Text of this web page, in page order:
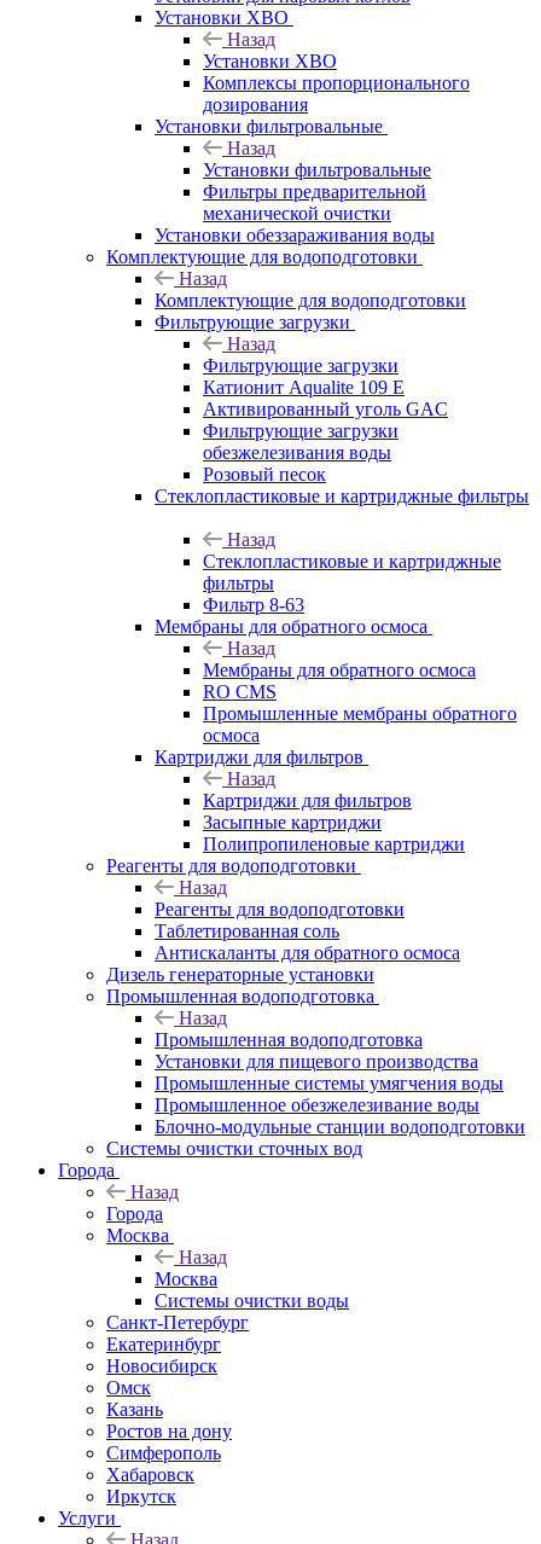
Установки ХВО
Назад
Установки ХВО
Комплексы пропорционального
дозирования
Установки фильтровальные
Назад
Установки фильтровальные
Фильтры предварительной
механической очистки
Установки обеззараживания воды
Комплектующие для водоподготовки
Назад
Комплектующие для водоподготовки
Фильтрующие загрузки
Назад
Фильтрующие загрузки
Катионит Aqualite 109 E
Активированный уголь GAC
Фильтрующие загрузки
обезжелезивания воды
Розовый песок
Стеклопластиковые и картриджные фильтры
Назад
Стеклопластиковые и картриджные
фильтры
Фильтр 8-63
Мембраны для обратного осмоса
Назад
Мембраны для обратного осмоса
RO CMS
Промышленные мембраны обратного
осмоса
Картриджи для фильтров
Назад
Картриджи для фильтров
Засыпные картриджи
Полипропиленовые картриджи
Реагенты для водоподготовки
Назад
Реагенты для водоподготовки
Таблетированная соль
Антискаланты для обратного осмоса
Дизель генераторные установки
Промышленная водоподготовка
Назад
Промышленная водоподготовка
Установки для пищевого производства
Промышленные системы умягчения воды
Промышленное обезжелезивание воды
Блочно-модульные станции водоподготовки
Системы очистки сточных вод
Города
Назад
Города
Москва
Назад
Москва
Системы очистки воды
Санкт-Петербург
Екатеринбург
Новосибирск
Омск
Казань
Ростов на дону
Симферополь
Хабаровск
Иркутск
Услуги
Назад